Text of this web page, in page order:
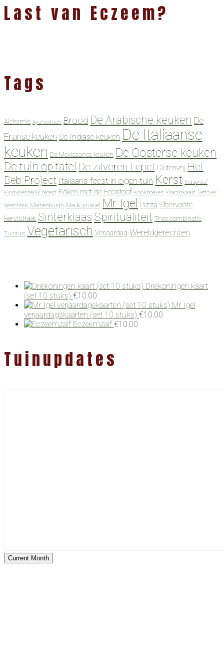
Last van Eczeem?
Tags
Alchemie Ayurvedisch Brood De Arabische keuken De
Franse keuken De Indiase keuken De Italiaanse
keuken De Mexicaanse keuken De Oosterse keuken
De tuin op tafel De zilveren Lepel Glutenvrij Het
Beb Project Italiaans feest in eigen tuin Kerst Kidsproof
Kindvriendelijk recept Koken met de Ecostoof Kookboeken Krachtkaart Leftover
gerechten Mattemburgh Medicijnwiel Mr Igel Pizza Sfeervolste
kerststraat Sinterklaas Spiritualiteit Thee combinatie
Tuintips Vegetarisch Verjaardag Wereldgerechten
Driekoningen kaart
(set 10 stuks) €10.00
Mr Igel
verjaardagskaarten (set 10 stuks) €10.00
Eczeemzalf €10.00
Tuinupdates
Current Month